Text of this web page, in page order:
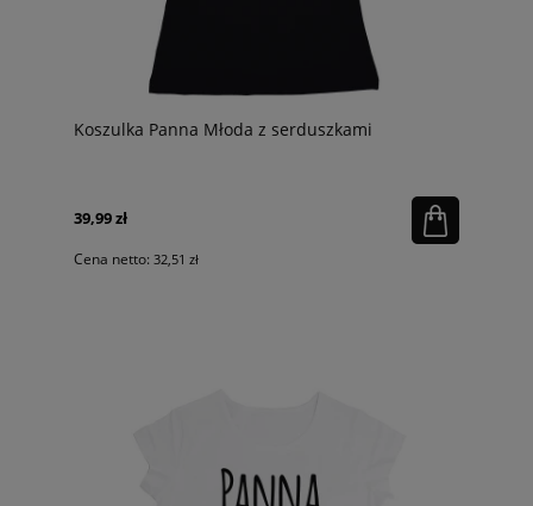
Koszulka Panna Młoda z serduszkami
39,99 zł
Cena netto: 32,51 zł